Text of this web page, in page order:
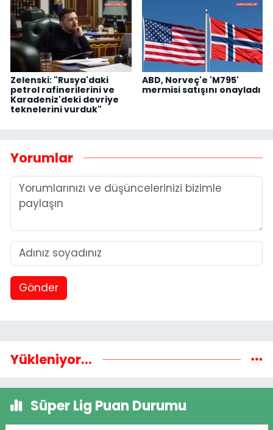
Zelenski: "Rusya'daki
petrol rafinerilerini ve
Karadeniz'deki devriye
teknelerini vurduk"
ABD, Norveç'e 'M795'
mermisi satışını onayladı
Yorumlar
Gönder
Yükleniyor...
Süper Lig Puan Durumu